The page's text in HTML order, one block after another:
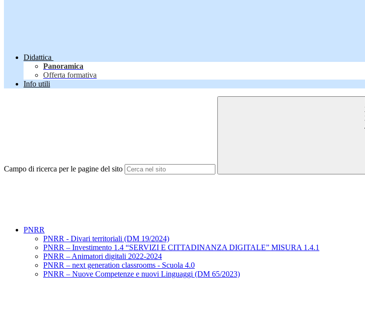
Didattica
Panoramica
Offerta formativa
Info utili
Campo di ricerca per le pagine del sito
PNRR
PNRR - Divari territoriali (DM 19/2024)
PNRR – Investimento 1.4 “SERVIZI E CITTADINANZA DIGITALE” MISURA 1.4.1
PNRR – Animatori digitali 2022-2024
PNRR – next generation classrooms - Scuola 4.0
PNRR – Nuove Competenze e nuovi Linguaggi (DM 65/2023)